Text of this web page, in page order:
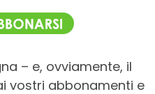
– e, ovviamente, il
vostri abbonamenti e